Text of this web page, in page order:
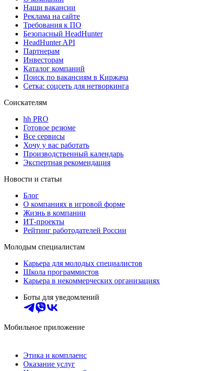
Наши вакансии
Реклама на сайте
Требования к ПО
Безопасный HeadHunter
HeadHunter API
Партнерам
Инвесторам
Каталог компаний
Поиск по вакансиям в Киржача
Сетка: соцсеть для нетворкинга
Соискателям
hh PRO
Готовое резюме
Все сервисы
Хочу у вас работать
Производственный календарь
Экспертная рекомендация
Новости и статьи
Блог
О компаниях в игровой форме
Жизнь в компании
ИТ-проекты
Рейтинг работодателей России
Молодым специалистам
Карьера для молодых специалистов
Школа программистов
Карьера в некоммерческих организациях
Боты для уведомлений
Мобильное приложение
Этика и комплаенс
Оказание услуг